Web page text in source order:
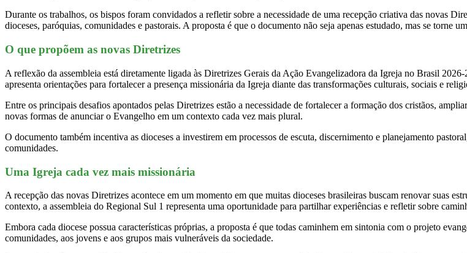
Durante os trabalhos, os bispos foram convidados a refletir sobre a necessidade de uma recepção criativa das novas
dioceses, paróquias, comunidades e pastorais. A proposta é que o documento não seja apenas estudado, mas se torne
O que propõem as novas Diretrizes
A reflexão da assembleia está diretamente ligada às Diretrizes Gerais da Ação Evangelizadora da Igreja no Brasil
apresenta orientações para fortalecer a presença missionária da Igreja diante das transformações culturais, sociais e
Entre os principais desafios apontados pelas Diretrizes estão a necessidade de fortalecer a formação dos cristãos,
novas formas de anunciar o Evangelho em um contexto cada vez mais plural.
O documento também incentiva as dioceses a investirem em processos de escuta, discernimento e planejamento
comunidades.
Uma Igreja cada vez mais missionária
A recepção das novas Diretrizes acontece em um momento em que muitas dioceses brasileiras buscam renovar suas
contexto, a assembleia do Regional Sul 1 representa uma oportunidade para partilhar experiências e refletir sobre
Embora cada diocese possua características próprias, a proposta é que todas caminhem em sintonia com o projeto
comunidades, aos jovens e aos grupos mais vulneráveis da sociedade.